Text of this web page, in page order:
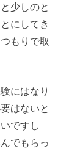
少しのと
にしてき
もりで取
にはなり
はないと
ですし
でもらっ